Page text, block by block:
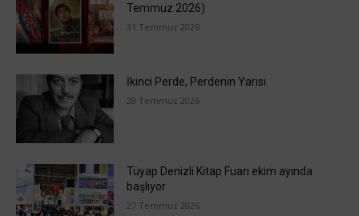
Temmuz 2026)
31 Temmuz 2026
İkinci Perde, Perdenin Yarısı
28 Temmuz 2026
Tüyap Denizli Kitap Fuarı ekim ayında
başlıyor
27 Temmuz 2026